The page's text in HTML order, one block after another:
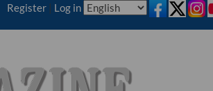
Register | Log in